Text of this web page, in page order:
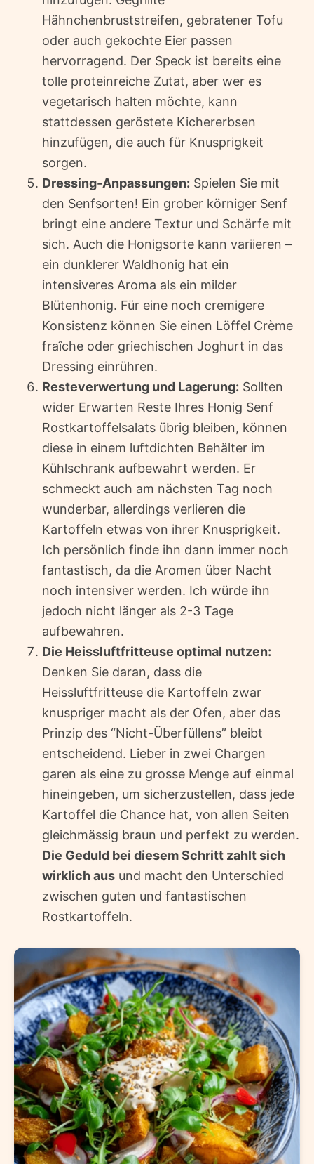
Hähnchenbruststreifen, gebratener Tofu
oder auch gekochte Eier passen
hervorragend. Der Speck ist bereits eine
tolle proteinreiche Zutat, aber wer es
vegetarisch halten möchte, kann
stattdessen geröstete Kichererbsen
hinzufügen, die auch für Knusprigkeit
sorgen.
Dressing-Anpassungen: Spielen Sie mit
den Senfsorten! Ein grober körniger Senf
bringt eine andere Textur und Schärfe mit
sich. Auch die Honigsorte kann variieren –
ein dunklerer Waldhonig hat ein
intensiveres Aroma als ein milder
Blütenhonig. Für eine noch cremigere
Konsistenz können Sie einen Löffel Crème
fraîche oder griechischen Joghurt in das
Dressing einrühren.
Resteverwertung und Lagerung: Sollten
wider Erwarten Reste Ihres Honig Senf
Rostkartoffelsalats übrig bleiben, können
diese in einem luftdichten Behälter im
Kühlschrank aufbewahrt werden. Er
schmeckt auch am nächsten Tag noch
wunderbar, allerdings verlieren die
Kartoffeln etwas von ihrer Knusprigkeit.
Ich persönlich finde ihn dann immer noch
fantastisch, da die Aromen über Nacht
noch intensiver werden. Ich würde ihn
jedoch nicht länger als 2-3 Tage
aufbewahren.
Die Heissluftfritteuse optimal nutzen:
Denken Sie daran, dass die
Heissluftfritteuse die Kartoffeln zwar
knuspriger macht als der Ofen, aber das
Prinzip des “Nicht-Überfüllens” bleibt
entscheidend. Lieber in zwei Chargen
garen als eine zu grosse Menge auf einmal
hineingeben, um sicherzustellen, dass jede
Kartoffel die Chance hat, von allen Seiten
gleichmässig braun und perfekt zu werden.
Die Geduld bei diesem Schritt zahlt sich
wirklich aus und macht den Unterschied
zwischen guten und fantastischen
Rostkartoffeln.